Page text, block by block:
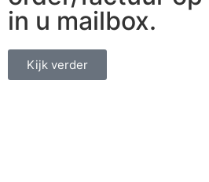
in u mailbox.
Kijk verder